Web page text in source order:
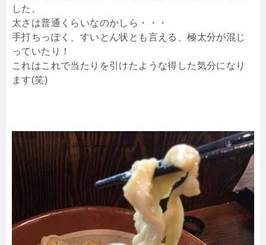
した。
太さは普通くらいなのかしら・・・
手打ちっぽく、すいとん状とも言える、極太分が混じ
っていたり！
これはこれで当たりを引けたような得した気分になり
ます(笑)